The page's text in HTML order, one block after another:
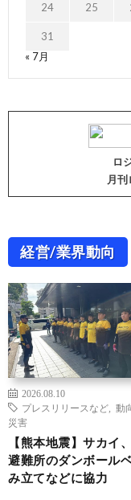
24 25
31
« 7月
ロ
月
経営/業界動向
2026.08.10
プレスリリースなど
動
災害
【熊本地震】サカイ
避難所のダンボール
み立てなどに協力